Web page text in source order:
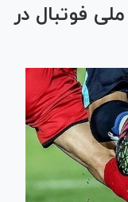
فوتبال در